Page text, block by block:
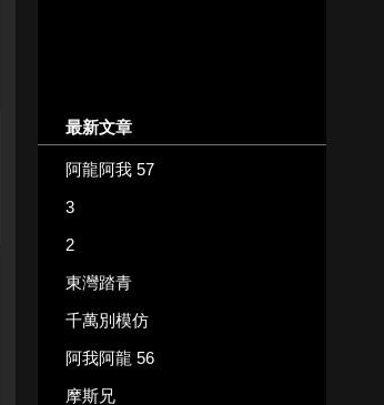
最新文章
阿龍阿我 57
3
2
東灣踏青
千萬別模仿
阿我阿龍 56
摩斯兄